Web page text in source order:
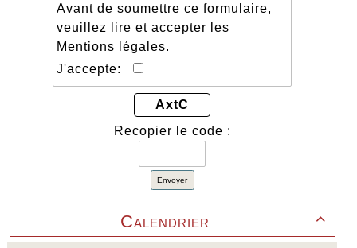
Avant de soumettre ce formulaire,
veuillez lire et accepter les
Mentions légales.
J'accepte:
AxtC
Recopier le code :
Envoyer

Calendrier